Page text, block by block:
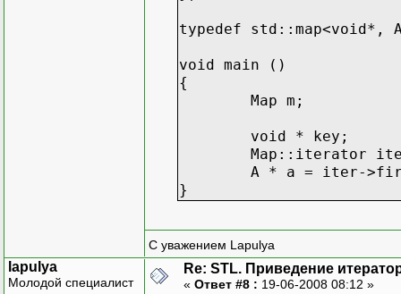
typedef std::map<void*,
void main ()
{
Map m;
void * key;
Map::iterator
A * a = iter-
}
С уважением Lapulya
lapulya
Молодой специалист
Re: STL. Приведение
« Ответ #8 : 19-06-2008 08:12 »